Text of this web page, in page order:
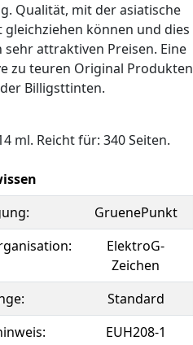
Qualität, mit der asiatische
können und dies
attraktiven Preisen. Eine
zu teuren Original Produkten
Billigsttinten.
ml. Reicht für: 340 Seiten.
GruenePunkt
ElektroG-
Zeichen
Standard
EUH208-1